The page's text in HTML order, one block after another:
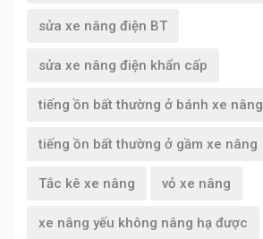
sửa xe nâng điện BT
sửa xe nâng điện khẩn cấp
tiếng ồn bất thường ở bánh xe nâng
tiếng ồn bất thường ở gầm xe nâng
Tắc kê xe nâng vỏ xe nâng
xe nâng yếu không nâng hạ được